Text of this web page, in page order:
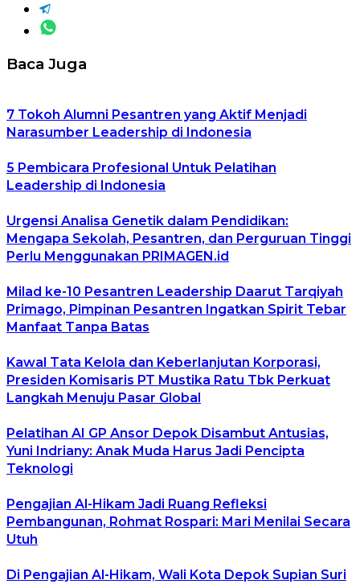
Baca Juga
7 Tokoh Alumni Pesantren yang Aktif Menjadi
Narasumber Leadership di Indonesia
5 Pembicara Profesional Untuk Pelatihan
Leadership di Indonesia
Urgensi Analisa Genetik dalam Pendidikan:
Mengapa Sekolah, Pesantren, dan Perguruan Tinggi
Perlu Menggunakan PRIMAGEN.id
Milad ke-10 Pesantren Leadership Daarut Tarqiyah
Primago, Pimpinan Pesantren Ingatkan Spirit Tebar
Manfaat Tanpa Batas
Kawal Tata Kelola dan Keberlanjutan Korporasi,
Presiden Komisaris PT Mustika Ratu Tbk Perkuat
Langkah Menuju Pasar Global
Pelatihan AI GP Ansor Depok Disambut Antusias,
Yuni Indriany: Anak Muda Harus Jadi Pencipta
Teknologi
Pengajian Al-Hikam Jadi Ruang Refleksi
Pembangunan, Rohmat Rospari: Mari Menilai Secara
Utuh
Di Pengajian Al-Hikam, Wali Kota Depok Supian Suri